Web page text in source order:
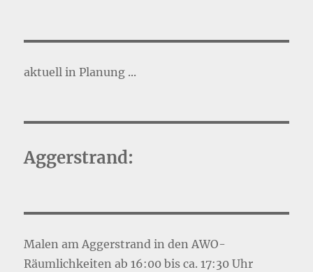
aktuell in Planung ...
Aggerstrand:
Malen am Aggerstrand in den AWO-
Räumlichkeiten ab 16:00 bis ca. 17:30 Uhr